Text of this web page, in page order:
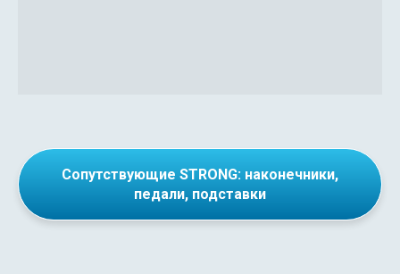
Сопутствующие STRONG: наконечники,
педали, подставки